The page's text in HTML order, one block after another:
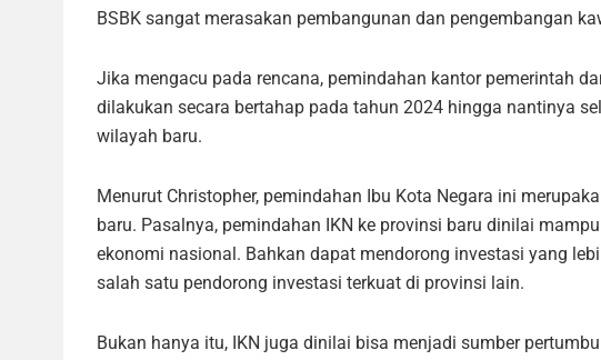
BSBK sangat merasakan pembangunan dan pengembangan
Jika mengacu pada rencana, pemindahan kantor pemerintah
dilakukan secara bertahap pada tahun 2024 hingga nantinya
wilayah baru.
Menurut Christopher, pemindahan Ibu Kota Negara ini
baru. Pasalnya, pemindahan IKN ke provinsi baru dinilai
ekonomi nasional. Bahkan dapat mendorong investasi yang
salah satu pendorong investasi terkuat di provinsi lain.
Bukan hanya itu, IKN juga dinilai bisa menjadi sumber